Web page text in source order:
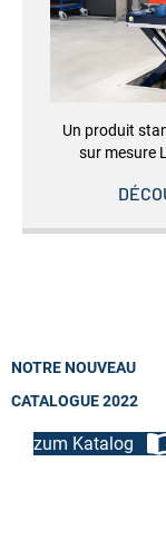
Un produit
sur mesure
NOTRE NOUVEAU
CATALOGUE 2022
zum Katalog